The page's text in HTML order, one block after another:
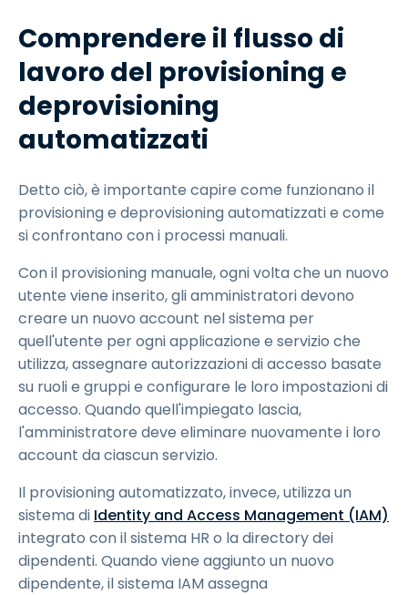
Comprendere il flusso di
lavoro del provisioning e
deprovisioning
automatizzati
Detto ciò, è importante capire come funzionano il
provisioning e deprovisioning automatizzati e come
si confrontano con i processi manuali.
Con il provisioning manuale, ogni volta che un nuovo
utente viene inserito, gli amministratori devono
creare un nuovo account nel sistema per
quell'utente per ogni applicazione e servizio che
utilizza, assegnare autorizzazioni di accesso basate
su ruoli e gruppi e configurare le loro impostazioni di
accesso. Quando quell'impiegato lascia,
l'amministratore deve eliminare nuovamente i loro
account da ciascun servizio.
Il provisioning automatizzato, invece, utilizza un
sistema di Identity and Access Management (IAM)
integrato con il sistema HR o la directory dei
dipendenti. Quando viene aggiunto un nuovo
dipendente, il sistema IAM assegna